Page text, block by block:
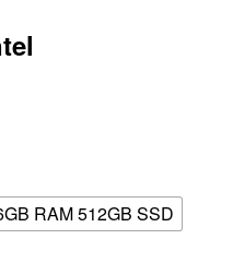
RAM 512GB SSD